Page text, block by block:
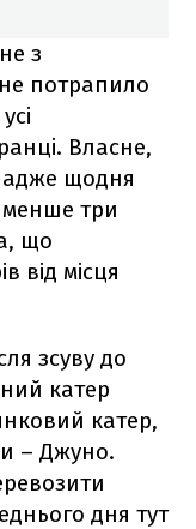
з
потрапило
Власне,
адже щодня
три
що
від місця
зсуву до
катер
катер,
– Джуно.
дня тут